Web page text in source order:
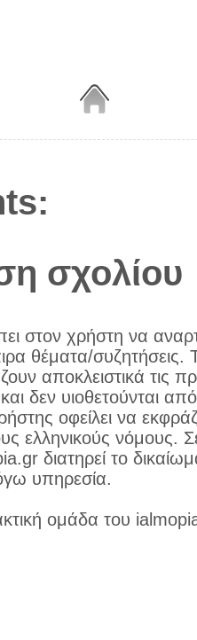
σχολίου
στον χρήστη να
θέματα/συζητήσεις.
αποκλειστικά τις
δεν υιοθετούνται
οφείλει να
ελληνικούς νόμους.
διατηρεί το
υπηρεσία.
ομάδα του